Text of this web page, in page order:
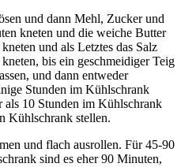
und dann Mehl, Zucker und
kneten und die weiche Butter
und als Letztes das Salz
bis ein geschmeidiger Teig
und dann entweder
Stunden im Kühlschrank
als 10 Stunden im Kühlschrank
Kühlschrank stellen.
und flach ausrollen. Für 45-90
sind es eher 90 Minuten,